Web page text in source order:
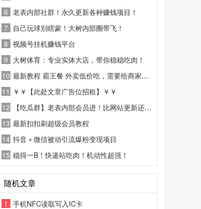
6 老表内部社群！永久更新各种赚钱项目！
7 自己玩球别瞎蒙！大树内部圈带飞！
8 视频号挂机赚钱平台
9 大树体育：专业实体大店，带你稳稳吃肉！
10 最新教程 霸王餐 外卖低价吃，需要给商家好评
11 ￥￥【此处文章广告位招租】￥￥
12
【吃瓜群】老表内部会员进！比网站更新还精彩！
13 最新扣扣刷超级会员教程
14 抖音＋微信被动引流爆粉变现项目
15 稳得一B！快递站吃肉！机动性超强！
随机文章
1
手机NFC读取写入IC卡